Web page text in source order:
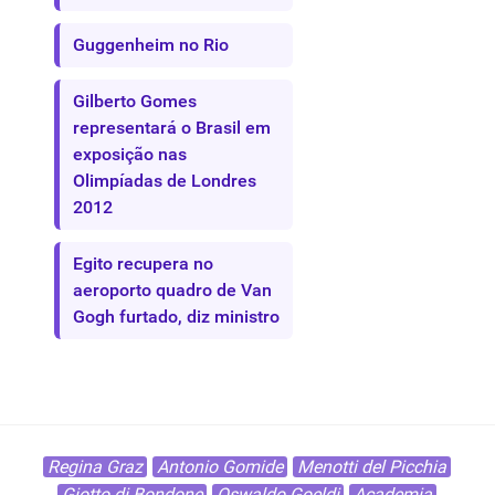
Guggenheim no Rio
Gilberto Gomes
representará o Brasil em
exposição nas
Olimpíadas de Londres
2012
Egito recupera no
aeroporto quadro de Van
Gogh furtado, diz ministro
Regina Graz Antonio Gomide
Menotti del Picchia